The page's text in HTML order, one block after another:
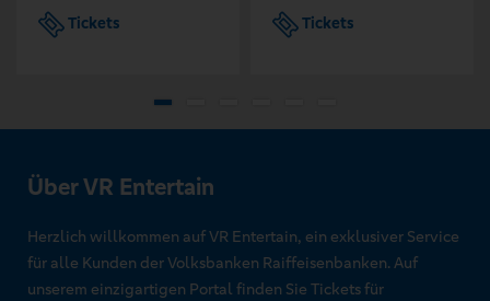
Tickets Tickets
Über VR Entertain
Herzlich willkommen auf VR Entertain, ein exklusiver Service
für alle Kunden der Volksbanken Raiffeisenbanken. Auf
unserem einzigartigen Portal finden Sie Tickets für